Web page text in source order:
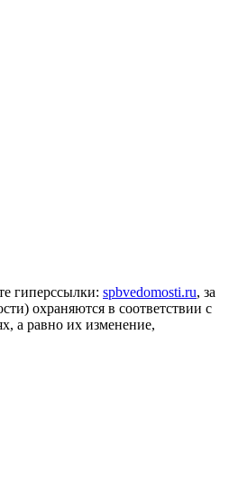
гиперссылки: spbvedomosti.ru, за
охраняются в соответствии с
а равно их изменение,